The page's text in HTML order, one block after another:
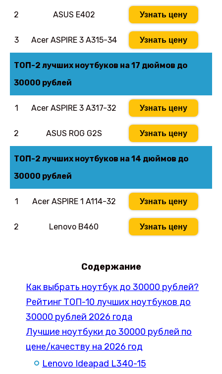
2 ASUS E402 Узнать цену
3 Acer ASPIRE 3 A315-34 Узнать цену
ТОП-2 лучших ноутбуков на 17 дюймов до
30000 рублей
1 Acer ASPIRE 3 A317-32 Узнать цену
2 ASUS ROG G2S Узнать цену
ТОП-2 лучших ноутбуков на 14 дюймов до
30000 рублей
1 Acer ASPIRE 1 A114-32 Узнать цену
2 Lenovo B460 Узнать цену
Содержание
Как выбрать ноутбук до 30000 рублей?
Рейтинг ТОП-10 лучших ноутбуков до
30000 рублей 2026 года
Лучшие ноутбуки до 30000 рублей по
цене/качеству на 2026 год
Lenovo Ideapad L340-15